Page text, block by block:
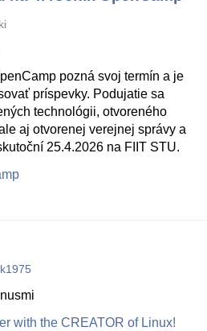
pozná svoj termín a je
príspevky. Podujatie sa
technológii, otvoreného
aj otvorenej verejnej správy a
25.4.2026 na FIIT STU.
with the CREATOR of Linux!